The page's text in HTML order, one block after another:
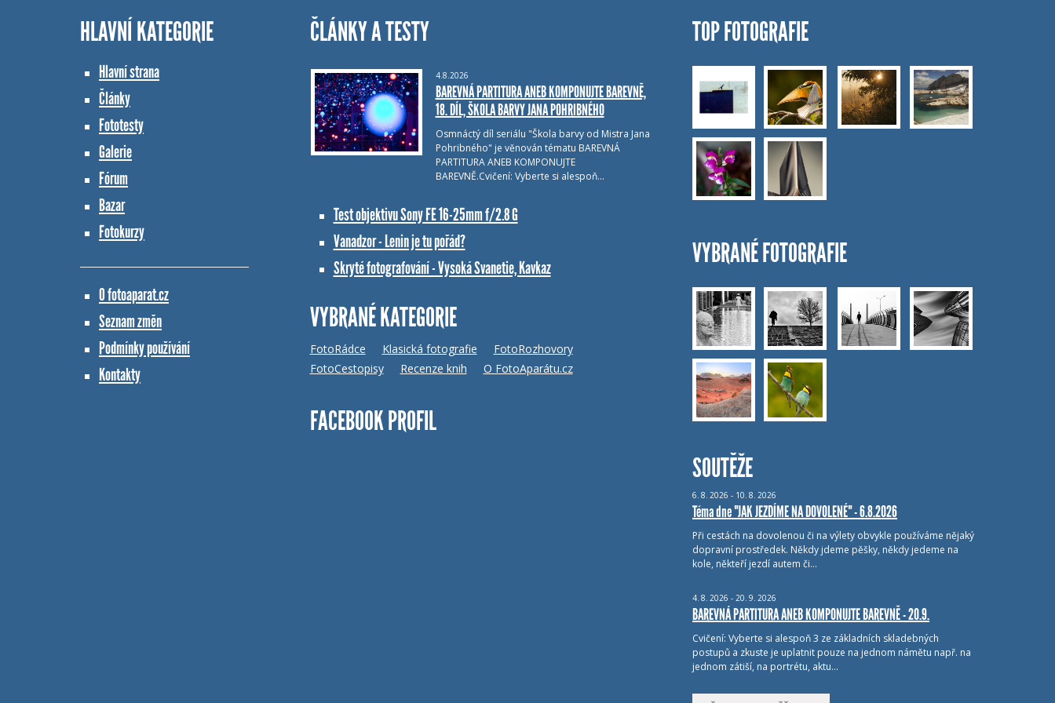
HLAVNÍ KATEGORIE
Hlavní strana
Články
Fototesty
Galerie
Fórum
Bazar
Fotokurzy
O fotoaparat.cz
Seznam změn
Podmínky používání
Kontakty
ČLÁNKY A TESTY
4.8.2026
BAREVNÁ PARTITURA ANEB KOMPONUJTE BAREVNĚ,
18. DÍL, ŠKOLA BARVY JANA POHRIBNÉHO
Osmnáctý díl seriálu "Škola barvy od Mistra Jana
Pohribného" je věnován tématu BAREVNÁ
PARTITURA ANEB KOMPONUJTE
BAREVNĚ.Cvičení: Vyberte si alespoň…
Test objektivu Sony FE 16-25mm f/2.8 G
Vanadzor - Lenin je tu pořád?
Skryté fotografování - Vysoká Svanetie, Kavkaz
VYBRANÉ KATEGORIE
FotoRádce Klasická fotografie
FotoRozhovory
FotoCestopisy
Recenze knih O FotoAparátu.cz
FACEBOOK PROFIL
TOP FOTOGRAFIE
VYBRANÉ FOTOGRAFIE
SOUTĚŽE
6. 8. 2026 - 10. 8. 2026
Téma dne "JAK JEZDÍME NA DOVOLENÉ" - 6.8.2026
Při cestách na dovolenou či na výlety obvykle používáme nějaký
dopravní prostředek. Někdy jdeme pěšky, někdy jedeme na
kole, někteří jezdí autem či…
4. 8. 2026 - 20. 9. 2026
BAREVNÁ PARTITURA ANEB KOMPONUJTE BAREVNĚ - 20.9.
Cvičení: Vyberte si alespoň 3 ze základních skladebných
postupů a zkuste je uplatnit pouze na jednom námětu např. na
jednom zátiší, na portrétu, aktu…